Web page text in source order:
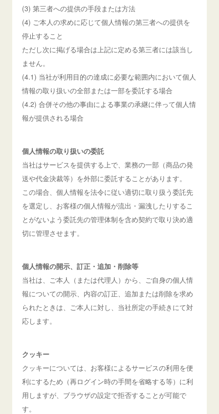
(3) 第三者への提供の手段または方法
(4) ご本人の求めに応じて個人情報の第三者への提供を
停止すること
ただし次に掲げる場合は上記に定める第三者には該当し
ません。
(4.1) 当社が利用目的の達成に必要な範囲内において個人
情報の取り扱いの全部または一部を委託する場合
(4.2) 合併その他の事由による事業の承継に伴って個人情
報が提供される場合
個人情報の取り扱いの委託
当社はサービスを提供する上で、業務の一部（商品の発
送や代金決裁等）を外部に委託することがあります。
この場合、個人情報を法令に従い適切に取り扱う委託先
を選定し、お客様の個人情報が流出・漏洩したりするこ
とがないよう委託先の管理体制を含め契約で取り決め適
切に管理させます。
個人情報の開示、訂正・追加・削除等
当社は、ご本人（または代理人）から、ご自身の個人情
報についての開示、内容の訂正、追加または削除を求め
られたときは、ご本人に対し、当社所定の手続きにて対
応します。
クッキー
クッキーについては、お客様によるサービスの利用を便
利にするため（再ログイン時の手間を省略する等）に利
用しますが、ブラウザの設定で拒否することが可能で
す。